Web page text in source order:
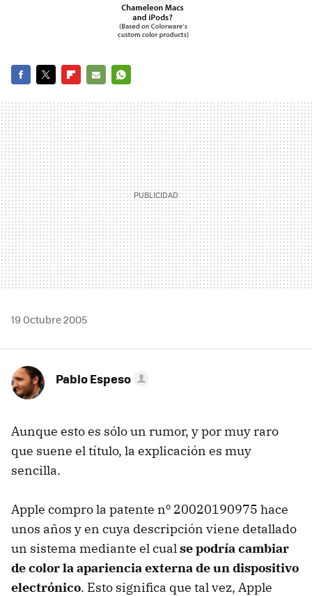
MAIL
19 Octubre 2005
Pablo Espeso
Aunque esto es sólo un rumor, y por muy raro
que suene el título, la explicación es muy
sencilla.
Apple compro la patente nº 20020190975 hace
unos años y en cuya descripción viene detallado
un sistema mediante el cualse podría cambiar
de color la apariencia externa de un dispositivo
electrónico. Esto significa que tal vez, Apple